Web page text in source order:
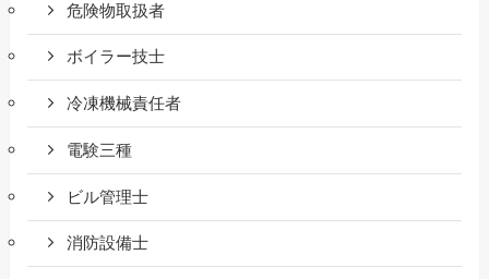
危険物取扱者
ボイラー技士
冷凍機械責任者
電験三種
ビル管理士
消防設備士